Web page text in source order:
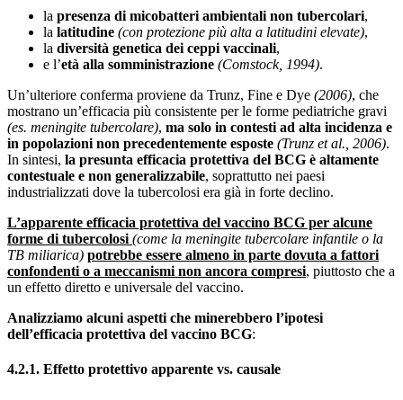
la presenza di micobatteri ambientali non tubercolari,
la latitudine (con protezione più alta a latitudini elevate),
la diversità genetica dei ceppi vaccinali,
e l’età alla somministrazione (Comstock, 1994).
Un’ulteriore conferma proviene da Trunz, Fine e Dye (2006), che
mostrano un’efficacia più consistente per le forme pediatriche gravi
(es. meningite tubercolare), ma solo in contesti ad alta incidenza e
in popolazioni non precedentemente esposte (Trunz et al., 2006).
In sintesi, la presunta efficacia protettiva del BCG è altamente
contestuale e non generalizzabile, soprattutto nei paesi
industrializzati dove la tubercolosi era già in forte declino.
L’apparente efficacia protettiva del vaccino BCG per alcune
forme di tubercolosi (come la meningite tubercolare infantile o la
TB miliarica) potrebbe essere almeno in parte dovuta a fattori
confondenti o a meccanismi non ancora compresi, piuttosto che a
un effetto diretto e universale del vaccino.
Analizziamo alcuni aspetti che minerebbero l’ipotesi
dell’efficacia protettiva del vaccino BCG:
4.2.1. Effetto protettivo apparente vs. causale